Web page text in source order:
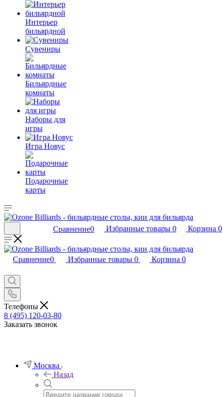
Интерьер
бильярдной
Сувениры
Бильярдные
комнаты
Наборы для
игры
Игра Новус
Подарочные
карты
Сравнение0 Избранные товары 0 Корзина 0
Сравнение0 Избранные товары 0 Корзина 0
Телефоны
8 (495) 120-03-80
Заказать звонок
Москва
Назад